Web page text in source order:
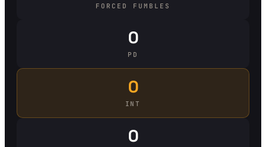
FORCED FUMBLES
0
PD
0
INT
0